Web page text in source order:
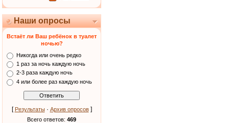
Наши опросы
Встаёт ли Ваш ребёнок в туалет
ночью?
Никогда или очень редко
1 раз за ночь каждую ночь
2-3 раза каждую ночь
4 или более раз каждую ночь
[ Результаты· Архив опросов]
Всего ответов: 469